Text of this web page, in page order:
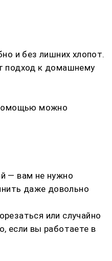
и без лишних хлопот.
подход к домашнему
помощью можно
— вам не нужно
даже довольно
или случайно
если вы работаете в